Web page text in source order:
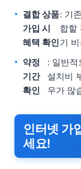
결합 상품
가입 시
혜택 확인
: 기
합할
기
약정
기간
확인
: 일반적
설치비
우가 많
인터넷 가
세요!